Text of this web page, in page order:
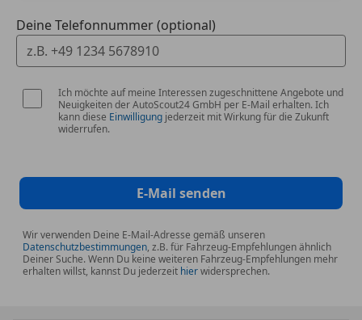
Deine Telefonnummer (optional)
Ich möchte auf meine Interessen zugeschnittene Angebote und
Neuigkeiten der AutoScout24 GmbH per E-Mail erhalten. Ich
kann diese Einwilligung jederzeit mit Wirkung für die Zukunft
widerrufen.
E-Mail senden
Wir verwenden Deine E-Mail-Adresse gemäß unseren
Datenschutzbestimmungen, z.B. für Fahrzeug-Empfehlungen ähnlich
Deiner Suche. Wenn Du keine weiteren Fahrzeug-Empfehlungen mehr
erhalten willst, kannst Du jederzeit hierwidersprechen.